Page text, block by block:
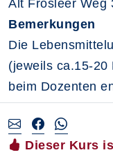
Alt Frösleer Weg
Bemerkungen
Die
(jeweils ca.15-20
beim Dozenten
Dieser Kurs